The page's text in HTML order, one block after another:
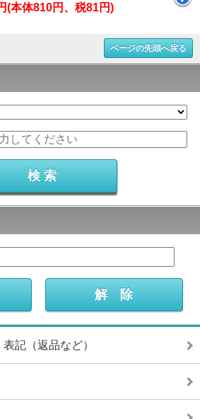
(本体810円、税81円)
ページの先頭へ戻る
記（返品など）